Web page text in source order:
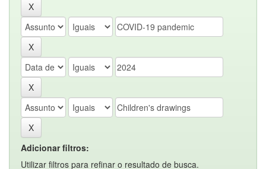
Adicionar filtros:
Utilizar filtros para refinar o resultado de busca.